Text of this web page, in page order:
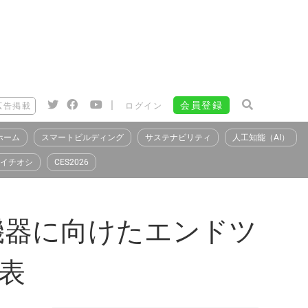
告掲載 | ログイン 会員登録
ーム スマートビルディング サステナビリティ 人工知能（AI）
イチオシ CES2026
に向けたエンドツ